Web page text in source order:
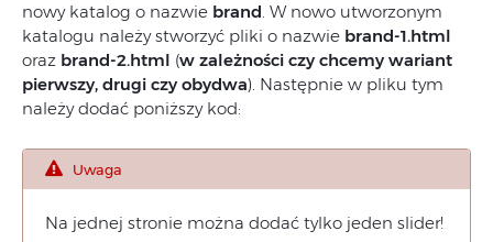
nowy katalog o nazwie brand. W nowo utworzonym
katalogu należy stworzyć pliki o nazwie brand-1.html
oraz brand-2.html (w zależności czy chcemy wariant
pierwszy, drugi czy obydwa). Następnie w pliku tym
należy dodać poniższy kod:
Uwaga
Na jednej stronie można dodać tylko jeden slider!